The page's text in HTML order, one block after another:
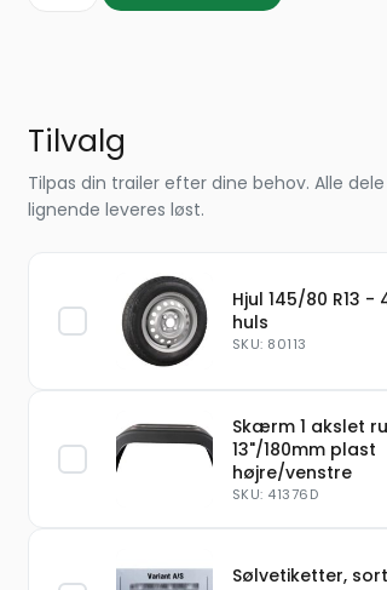
Tilvalg
Tilpas din trailer efter dine behov. Alle
lignende leveres løst.
Hjul 145/80 R13 -
huls
SKU: 80113
Skærm 1 akslet
13"/180mm plast
højre/venstre
SKU: 41376D
Sølvetiketter, sort